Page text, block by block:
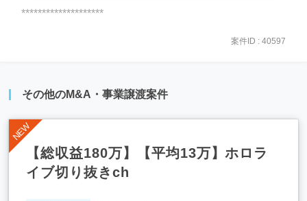
********************
案件ID : 40597
その他のM&A・事業譲渡案件
【総収益180万】【平均13万】ホロラ
イブ切り抜きch